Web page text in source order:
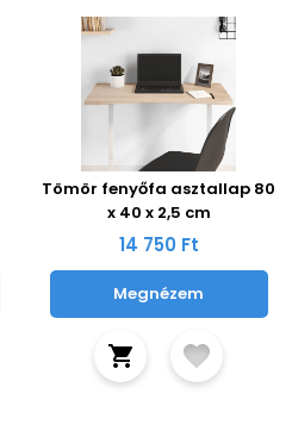
Tömör fenyőfa asztallap 80
x 40 x 2,5 cm
14 750 Ft
Megnézem